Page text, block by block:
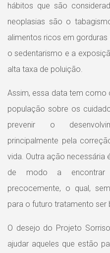
hábitos que são
neoplasias são o
alimentos ricos em
o sedentarismo e a
alta taxa de poluição.
Assim, essa data tem
população sobre os
prevenir o
principalmente pela
vida. Outra ação necessária
de modo a encontrar
precocemente, o qual,
para o futuro tratamento ser
O desejo do Projeto
ajudar aqueles que estão